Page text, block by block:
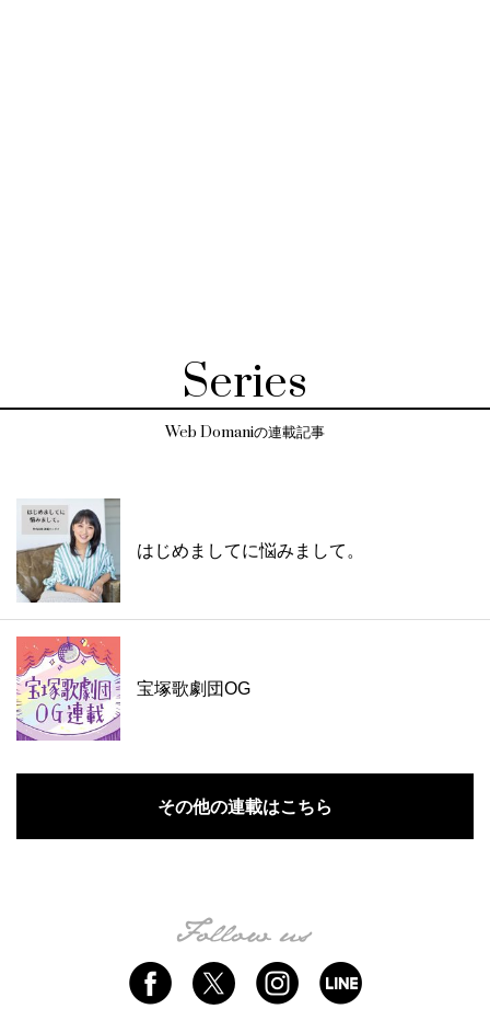
Series
Web Domaniの連載記事
はじめましてに悩みまして。
宝塚歌劇団OG
その他の連載はこちら